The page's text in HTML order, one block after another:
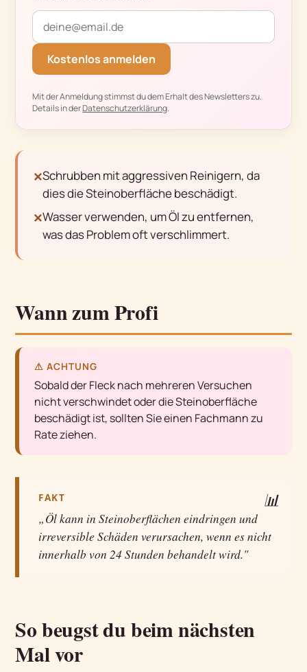
Kostenlos anmelden
Mit der Anmeldung stimmst du dem Erhalt des Newsletters zu.
Details in derDatenschutzerklärung.
✕Schrubben mit aggressiven Reinigern, da
dies die Steinoberfläche beschädigt.
✕Wasser verwenden, um Öl zu entfernen,
was das Problem oft verschlimmert.
Wann zum Profi
⚠ ACHTUNG
Sobald der Fleck nach mehreren Versuchen
nicht verschwindet oder die Steinoberfläche
beschädigt ist, sollten Sie einen Fachmann zu
Rate ziehen.
📊
FAKT
„Öl kann in Steinoberflächen eindringen und
irreversible Schäden verursachen, wenn es nicht
innerhalb von 24 Stunden behandelt wird."
So beugst du beim nächsten
Mal vor